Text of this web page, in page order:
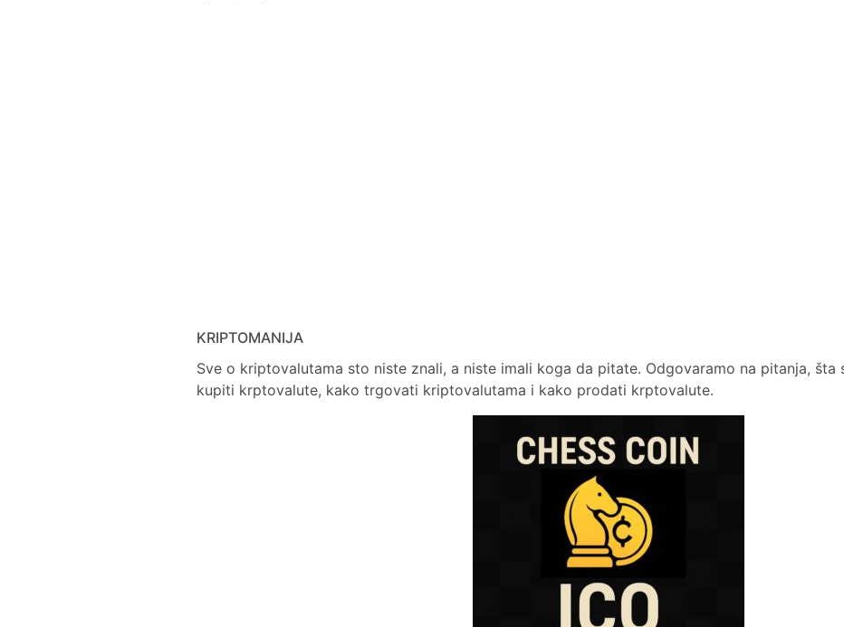
KRIPTOMANIJA
Sve o kriptovalutama sto niste znali, a niste imali koga da pitate. Odgovaramo na pitanja, šta
kupiti krptovalute, kako trgovati kriptovalutama i kako prodati krptovalute.